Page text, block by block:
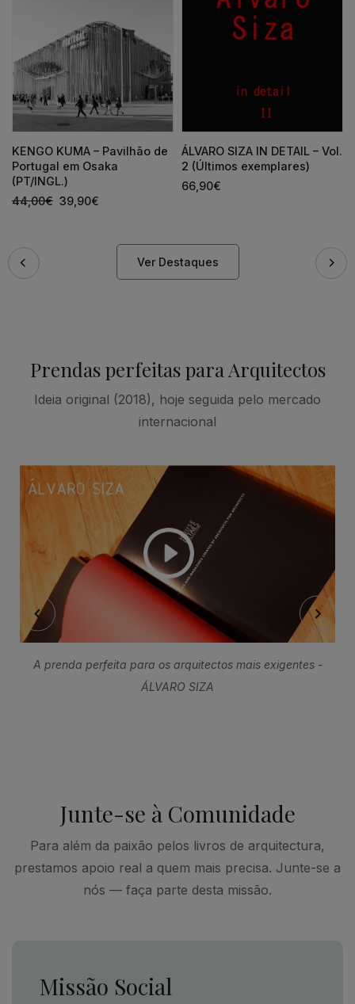
KENGO KUMA – Pavilhão de
Portugal em Osaka
(PT/INGL.)
44,00€ 39,90€
ÁLVARO SIZA IN DETAIL – Vol.
2 (Últimos exemplares)
66,90€
Ver Destaques
Prendas perfeitas para Arquitectos
Ideia original (2018), hoje seguida pelo mercado
internacional
A prenda perfeita para os arquitectos mais exigentes -
ÁLVARO SIZA
Junte-se à Comunidade
Para além da paixão pelos livros de arquitectura,
prestamos apoio real a quem mais precisa. Junte-se a
nós — faça parte desta missão.
Missão Social